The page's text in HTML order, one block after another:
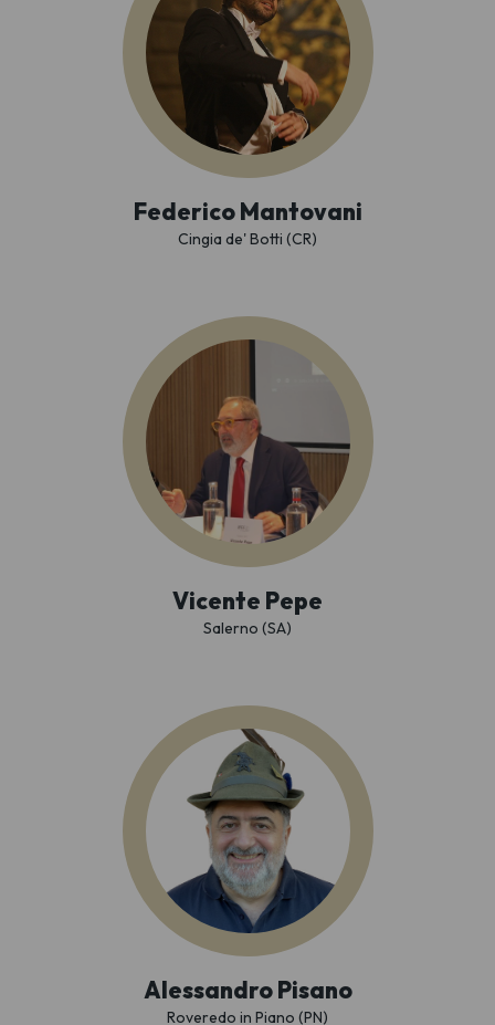
Federico Mantovani
Cingia de' Botti (CR)
Vicente Pepe
Salerno (SA)
Alessandro Pisano
Roveredo in Piano (PN)